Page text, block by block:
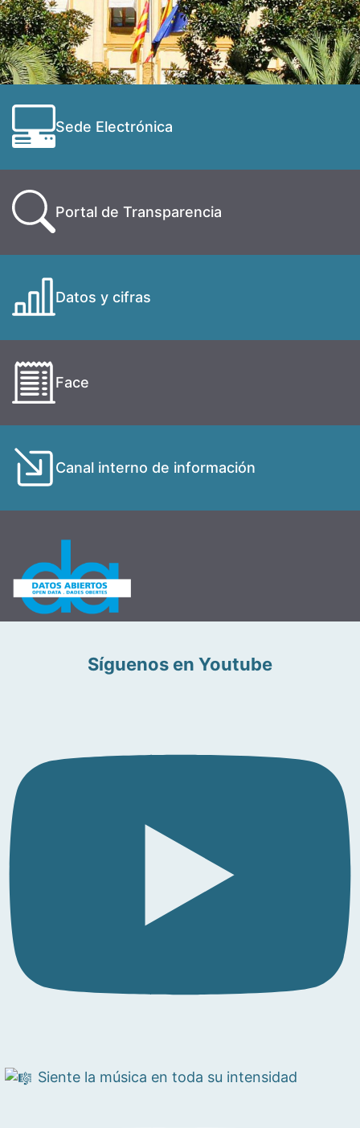
Sede Electrónica
Portal de Transparencia
Datos y cifras
Face
Canal interno de información
Síguenos en Youtube
Siente la música en toda su intensidad